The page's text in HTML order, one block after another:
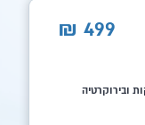
499
₪
ובירוקרטיה